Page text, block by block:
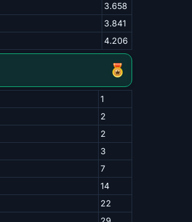
3.658
3.841
4.206
1
2
2
3
7
14
22